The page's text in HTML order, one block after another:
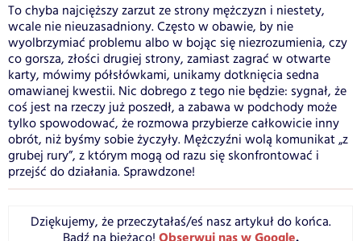
To chyba najcięższy zarzut ze strony mężczyzn i niestety,
wcale nie nieuzasadniony. Często w obawie, by nie
wyolbrzymiać problemu albo w bojąc się niezrozumienia, czy
co gorsza, złości drugiej strony, zamiast zagrać w otwarte
karty, mówimy półsłówkami, unikamy dotknięcia sedna
omawianej kwestii. Nic dobrego z tego nie będzie: sygnał, że
coś jest na rzeczy już poszedł, a zabawa w podchody może
tylko spowodować, że rozmowa przybierze całkowicie inny
obrót, niż byśmy sobie życzyły. Mężczyźni wolą komunikat „z
grubej rury”, z którym mogą od razu się skonfrontować i
przejść do działania. Sprawdzone!
Dziękujemy, że przeczytałaś/eś nasz artykuł do końca.